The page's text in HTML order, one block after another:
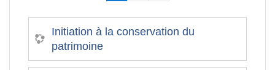
Initiation à la conservation du
patrimoine